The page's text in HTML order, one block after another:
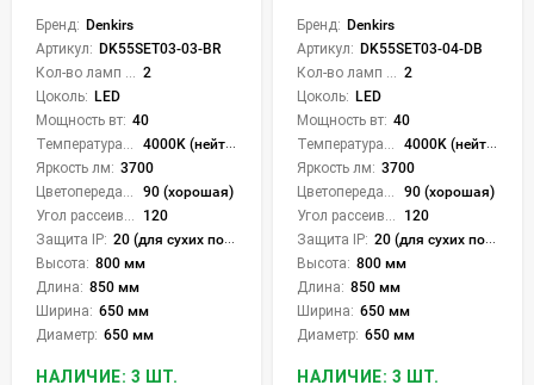
Бренд: Denkirs
Артикул: DK55SET03-03-BR
2
Цоколь: LED
Мощность вт: 40
4000K (нейтральный)
Яркость лм: 3700
90 (хорошая)
120
Защита IP: 20 (для сухих пом.)
Высота: 800 мм
Длина: 850 мм
Ширина: 650 мм
Диаметр: 650 мм
НАЛИЧИЕ: 3 ШТ.
Бренд: Denkirs
Артикул: DK55SET03-04-DB
2
Цоколь: LED
Мощность вт: 40
4000K (нейтральный)
Яркость лм: 3700
90 (хорошая)
120
Защита IP: 20 (для сухих пом.)
Высота: 800 мм
Длина: 850 мм
Ширина: 650 мм
Диаметр: 650 мм
НАЛИЧИЕ: 3 ШТ.